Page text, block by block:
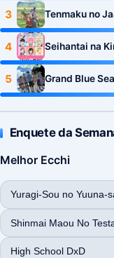
3 Tenmaku no
4
Seihantai na
Season
5 Grand Blue
Enquete da
Melhor Ecchi
Yuragi-Sou no Yuuna-
Shinmai Maou No
High School DxD